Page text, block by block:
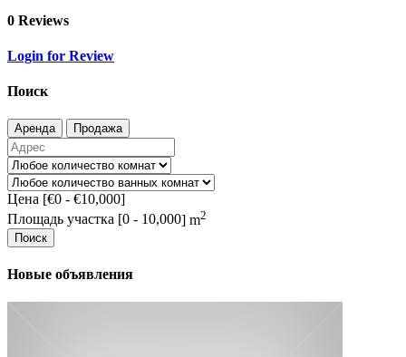
0 Reviews
Login for Review
Поиск
Аренда Продажа
Цена [€0 - €10,000]
Площадь участка [0 - 10,000] m2
Поиск
Новые объявления